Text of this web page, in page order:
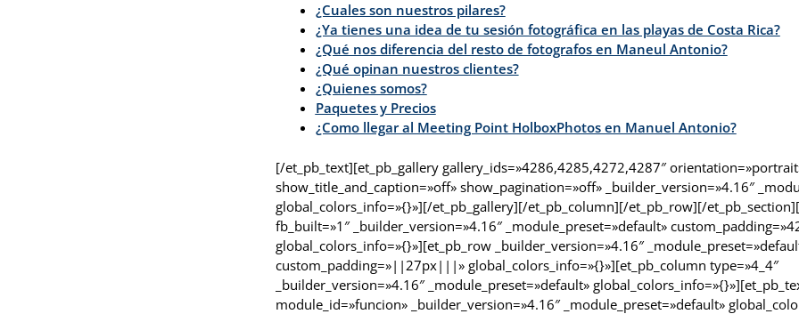
¿Cuales son nuestros pilares?
¿Ya tienes una idea de tu sesión fotográfica en las playas de Costa Rica?
¿Qué nos diferencia del resto de fotografos en Maneul Antonio?
¿Qué opinan nuestros clientes?
¿Quienes somos?
Paquetes y Precios
¿Como llegar al Meeting Point HolboxPhotos en Manuel Antonio?
[/et_pb_text][et_pb_gallery gallery_ids=»4286,4285,4272,4287″
show_title_and_caption=»off» show_pagination=»off» _builder_version=»4.16″
global_colors_info=»{}»][/et_pb_gallery][/et_pb_column][/et_pb_row][/
fb_built=»1″ _builder_version=»4.16″ _module_preset=»default»
global_colors_info=»{}»][et_pb_row _builder_version=»4.16″
custom_padding=»||27px|||» global_colors_info=»{}»][et_pb_column type=»4_4″
_builder_version=»4.16″ _module_preset=»default»
module_id=»funcion» _builder_version=»4.16″ _module_preset=»default»